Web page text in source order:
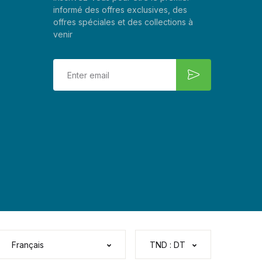
informé des offres exclusives, des
offres spéciales et des collections à
venir
Français TND : DT